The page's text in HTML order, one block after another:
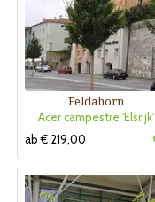
Feldahorn
Acer campestre 'Elsrijk'
ab € 219,00